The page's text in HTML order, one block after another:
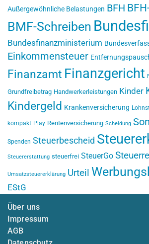
Außergewöhnliche Belastungen BFH
BMF-Schreiben
Bundesfinanzministerium
Einkommensteuer
Finanzamt Finanzgericht
Grundfreibetrag Handwerkerleistungen Kinder
Kindergeld Krankenversicherung
kompakt Play Rentenversicherung Scheidung
Spenden Steuerbescheid
Steuererstattung steuerfrei SteuerGo
Umsatzsteuererklärung Urteil
EStG
Über uns
Impressum
AGB